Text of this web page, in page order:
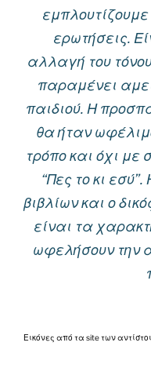
ερωτήσεις.
αλλαγή του
παραμένει
παιδιού. Η
θα ήταν
τρόπο και όχι με
“Πες το κι
βιβλίων και ο
είναι τα
ωφελήσουν την
Εικόνες από τα site των